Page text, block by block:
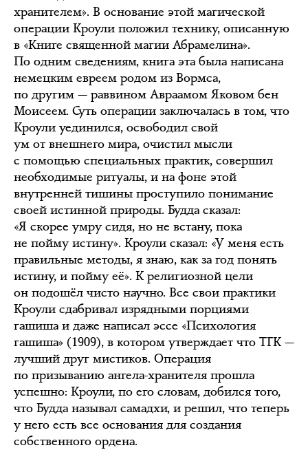
хранителем». В основание этой магической
операции Кроули положил технику, описанную
в «Книге священной магии Абрамелина».
По одним сведениям, книга эта была написана
немецким евреем родом из Вормса,
по другим — раввином Авраамом Яковом бен
Моисеем. Суть операции заключалась в том, что
Кроули уединился, освободил свой
ум от внешнего мира, очистил мысли
с помощью специальных практик, совершил
необходимые ритуалы, и на фоне этой
внутренней тишины проступило понимание
своей истинной природы. Будда сказал:
«Я скорее умру сидя, но не встану, пока
не пойму истину». Кроули сказал: «У меня есть
правильные методы, я знаю, как за год понять
истину, и пойму её». К религиозной цели
он подошёл чисто научно. Все свои практики
Кроули сдабривал изрядными порциями
гашиша и даже написал эссе «Психология
гашиша» (1909), в котором утверждает что ТГК —
лучший друг мистиков. Операция
по призыванию ангела-хранителя прошла
успешно: Кроули, по его словам, добился того,
что Будда называл самадхи, и решил, что теперь
у него есть все основания для создания
собственного ордена.